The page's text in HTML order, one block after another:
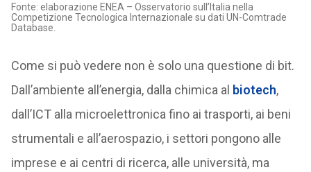
Fonte: elaborazione ENEA – Osservatorio sull’Italia nella
Competizione Tecnologica Internazionale su dati UN-Comtrade
Database.
Come si può vedere non è solo una questione di bit.
Dall’ambiente all’energia, dalla chimica al biotech,
dall’ICT alla microelettronica fino ai trasporti, ai beni
strumentali e all’aerospazio, i settori pongono alle
imprese e ai centri di ricerca, alle università, ma